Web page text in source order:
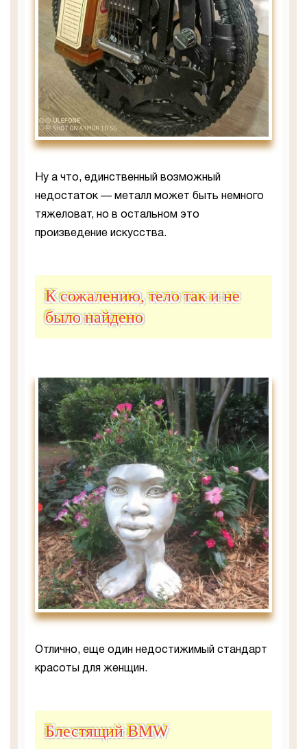
Ну а что, единственный возможный
недостаток — металл может быть немного
тяжеловат, но в остальном это
произведение искусства.
К сожалению, тело так и не
было найдено
Отлично, еще один недостижимый стандарт
красоты для женщин.
Блестящий BMW